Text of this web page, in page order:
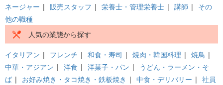
ネージャー | 販売スタッフ | 栄養士・管理栄養士 | 講師 | その
他の職種
人気の業態から探す
イタリアン | フレンチ | 和食・寿司 | 焼肉・韓国料理 | 焼鳥 |
中華・アジアン | 洋食 | 洋菓子・パン |
うどん・ラーメン・そ
ば | お好み焼き・タコ焼き・鉄板焼き | 中食・デリバリー | 社員